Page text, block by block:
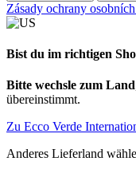
Zásady ochrany
Bist du im richtigen
Bitte wechsle zum Land
übereinstimmt.
Zu Ecco Verde
Anderes Lieferland